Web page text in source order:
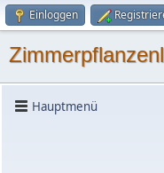
Einloggen
Hauptmenü